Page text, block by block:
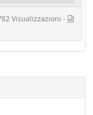
Visualizzazioni -